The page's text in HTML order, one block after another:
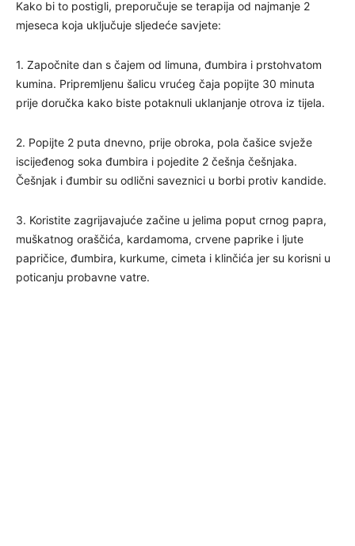
Kako bi to postigli, preporučuje se terapija od najmanje 2
mjeseca koja uključuje sljedeće savjete:
1. Započnite dan s čajem od limuna, đumbira i prstohvatom
kumina. Pripremljenu šalicu vrućeg čaja popijte 30 minuta
prije doručka kako biste potaknuli uklanjanje otrova iz tijela.
2. Popijte 2 puta dnevno, prije obroka, pola čašice svježe
iscijeđenog soka đumbira i pojedite 2 češnja češnjaka.
Češnjak i đumbir su odlični saveznici u borbi protiv kandide.
3. Koristite zagrijavajuće začine u jelima poput crnog papra,
muškatnog oraščića, kardamoma, crvene paprike i ljute
papričice, đumbira, kurkume, cimeta i klinčića jer su korisni u
poticanju probavne vatre.